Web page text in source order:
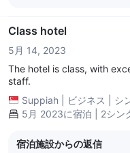
you. We eagerly look
Manager Crowne Plaza
Class hotel
5月 14, 2023
The hotel is class, with exceptionally good service by all the
staff.
Suppiah
ビジネス
シ
5月 2023に宿泊 | 2シン
宿泊施設からの返信